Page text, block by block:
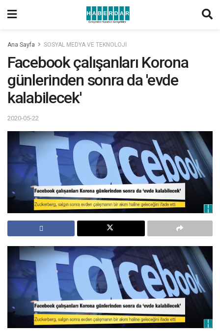
Ana Sayfa SOSYAL MEDYA VE TEKNOLOJİ
Facebook çalışanları Korona
günlerinden sonra da 'evde
kalabilecek'
2020-05-22